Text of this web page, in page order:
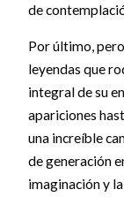
de
Por último,
leyendas que
integral de su
apariciones
una increíble
de generación
imaginación y